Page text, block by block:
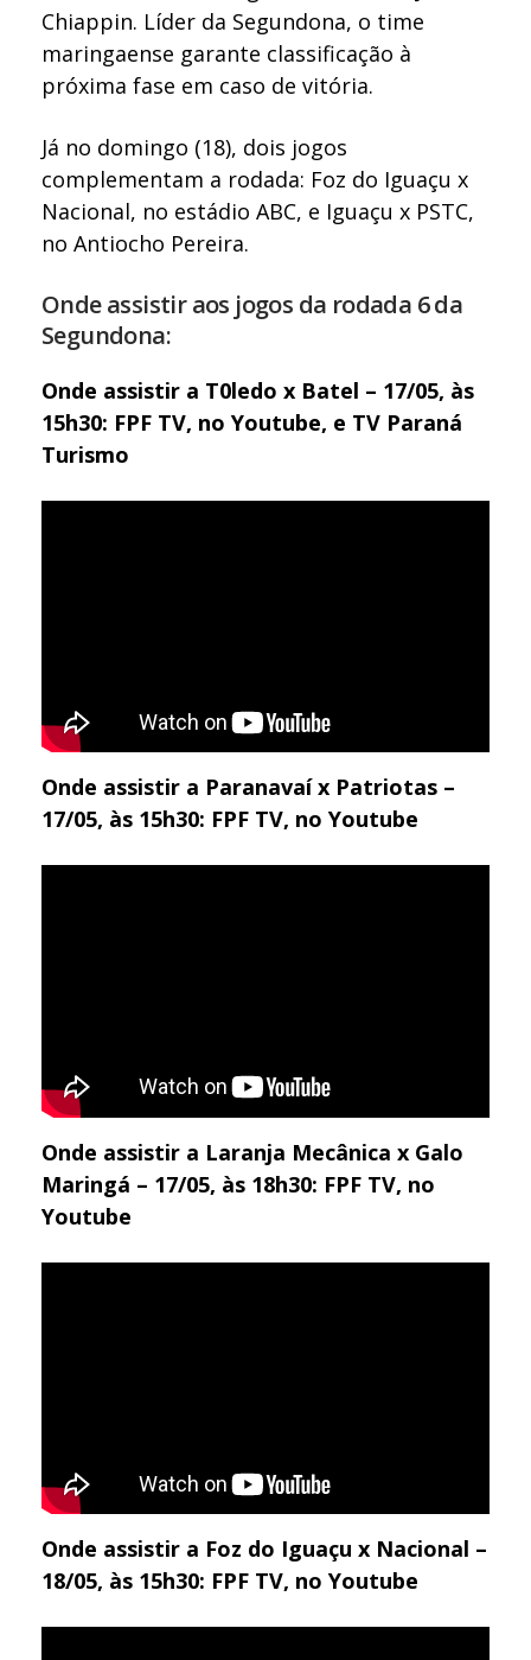
Chiappin. Líder da Segundona, o time
maringaense garante classificação à
próxima fase em caso de vitória.
Já no domingo (18), dois jogos
complementam a rodada: Foz do Iguaçu x
Nacional, no estádio ABC, e Iguaçu x PSTC,
no Antiocho Pereira.
Onde assistir aos jogos da rodada 6 da
Segundona:
Onde assistir a T0ledo x Batel – 17/05, às
15h30: FPF TV, no Youtube, e TV Paraná
Turismo
Onde assistir a Paranavaí x Patriotas –
17/05, às 15h30: FPF TV, no Youtube
Onde assistir a Laranja Mecânica x Galo
Maringá – 17/05, às 18h30: FPF TV, no
Youtube
Onde assistir a Foz do Iguaçu x Nacional –
18/05, às 15h30: FPF TV, no Youtube